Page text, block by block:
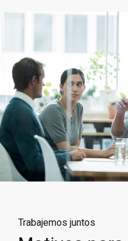
Trabajemos juntos